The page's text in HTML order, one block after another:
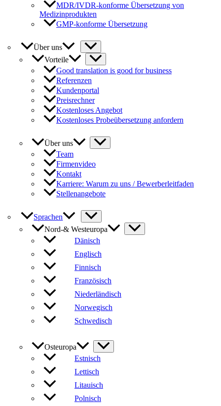
MDR/IVDR-konforme Übersetzung von
Medizinprodukten
GMP-konforme Übersetzung
Über uns
Vorteile
Good translation is good for business
Referenzen
Kundenportal
Preisrechner
Kostenloses Angebot
Kostenloses Probeübersetzung anfordern
Über uns
Team
Firmenvideo
Kontakt
Karriere: Warum zu uns / Bewerberleitfaden
Stellenangebote
Sprachen
Nord-& Westeuropa
Dänisch
Englisch
Finnisch
Französisch
Niederländisch
Norwegisch
Schwedisch
Osteuropa
Estnisch
Lettisch
Litauisch
Polnisch